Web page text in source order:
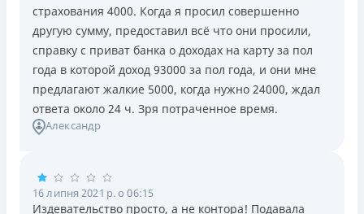
страхования 4000. Когда я просил совершенно
другую сумму, предоставил всё что они просили,
справку с приват банка о доходах на карту за пол
года в которой доход 93000 за пол года, и они мне
предлагают жалкие 5000, когда нужно 24000, ждал
ответа около 24 ч. Зря потраченное время.
Александр
16 липня 2021 р. о 06:15
Издевательство просто, а не контора! Подавала